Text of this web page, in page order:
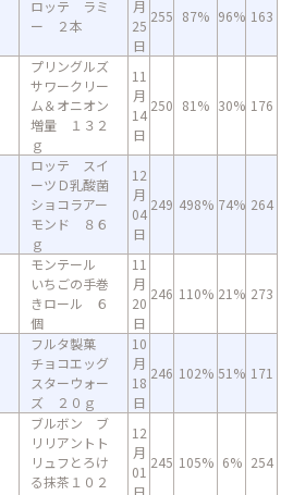
ロッテ ラミ
ー ２本
月
25
日
255 87% 96% 163
プリングルズ
サワークリー
ム＆オニオン
増量 １３２
ｇ
11
月
14
日
250 81% 30% 176
ロッテ スイ
ーツＤ乳酸菌
ショコラアー
モンド ８６
ｇ
12
月
04
日
249 498% 74% 264
モンテール
いちごの手巻
きロール ６
個
11
月
20
日
246 110% 21% 273
フルタ製菓
チョコエッグ
スターウォー
ズ ２０ｇ
10
月
18
日
246 102% 51% 171
ブルボン ブ
リリアントト
リュフとろけ
る抹茶１０２
12
月
01
日
245 105% 6% 254